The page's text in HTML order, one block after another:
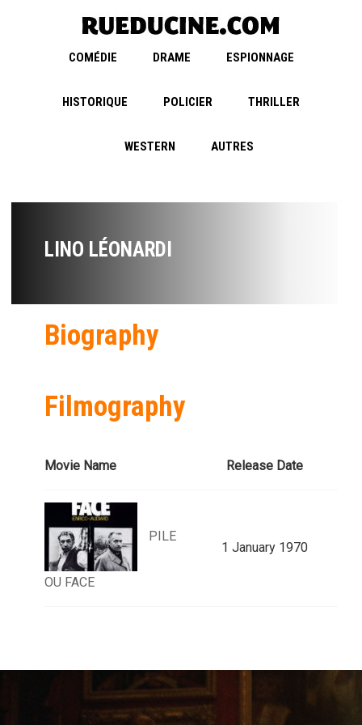
COMÉDIE DRAME ESPIONNAGE
HISTORIQUE POLICIER THRILLER
WESTERN AUTRES
LINO LÉONARDI
Biography
Filmography
Movie Name Release Date
PILE
OU FACE
1 January 1970